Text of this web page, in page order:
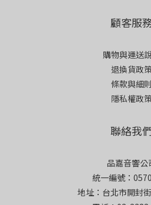
顧客服
購物與運送
退換貨政
條款與細則
隱私權政
聯絡我
品嘉音響公
統一編號：
地址：台北市開封